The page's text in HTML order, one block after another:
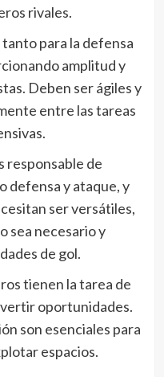
rivales.
para la defensa
amplitud y
Deben ser ágiles y
entre las tareas
responsable de
defensa y ataque, y
ser versátiles,
sea necesario y
de gol.
tienen la tarea de
oportunidades.
son esenciales para
espacios.